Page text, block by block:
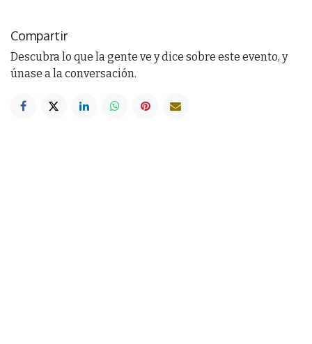
Compartir
Descubra lo que la gente ve y dice sobre este evento, y
únase a la conversación.